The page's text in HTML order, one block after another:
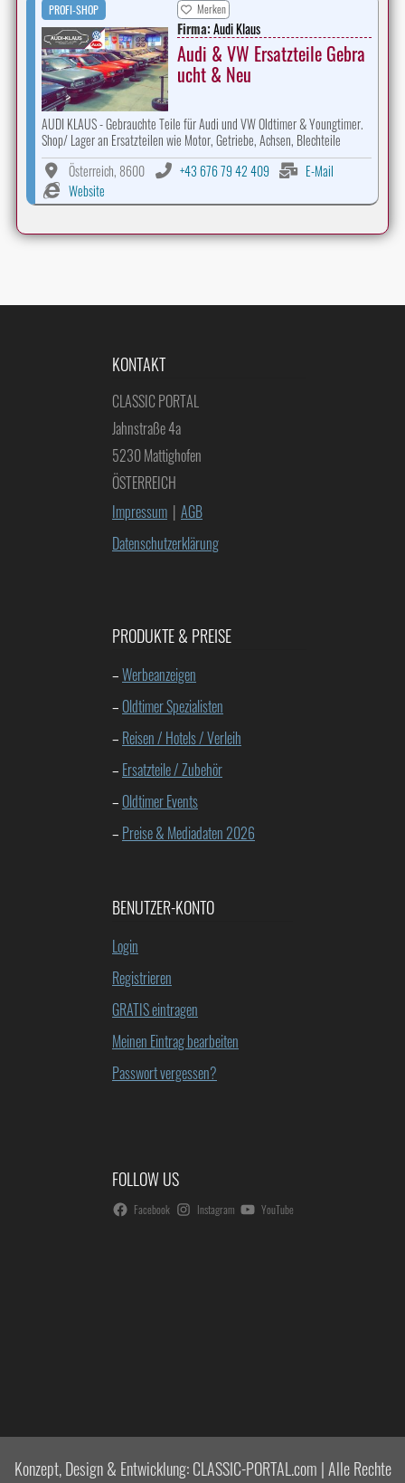
PROFI-SHOP Merken
Firma:Audi Klaus
Audi & VW Ersatzteile Gebra
ucht & Neu
AUDI KLAUS - Gebrauchte Teile für Audi und VW Oldtimer & Youngtimer.
Shop/ Lager an Ersatzteilen wie Motor, Getriebe, Achsen, Blechteile
Österreich, 8600
+43 676 79 42 409
E-Mail
Website
KONTAKT
CLASSIC PORTAL
Jahnstraße 4a
5230 Mattighofen
ÖSTERREICH
Impressum | AGB
Datenschutzerklärung
PRODUKTE & PREISE
–Werbeanzeigen
– Oldtimer Spezialisten
– Reisen / Hotels / Verleih
– Ersatzteile / Zubehör
– Oldtimer Events
– Preise & Mediadaten 2026
BENUTZER-KONTO
Login
Registrieren
GRATIS eintragen
Meinen Eintrag bearbeiten
Passwort vergessen?
FOLLOW US
Facebook Instagram YouTube
Konzept, Design & Entwicklung: CLASSIC-PORTAL.com | Alle Rechte